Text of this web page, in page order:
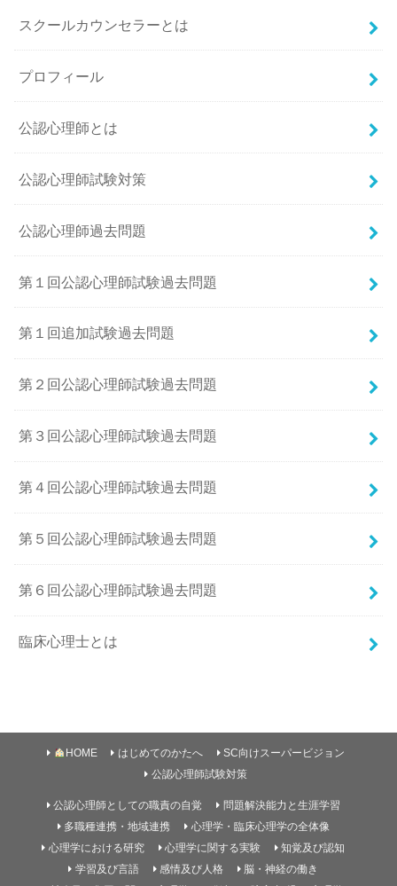
スクールカウンセラーとは
プロフィール
公認心理師とは
公認心理師試験対策
公認心理師過去問題
第１回公認心理師試験過去問題
第１回追加試験過去問題
第２回公認心理師試験過去問題
第３回公認心理師試験過去問題
第４回公認心理師試験過去問題
第５回公認心理師試験過去問題
第６回公認心理師試験過去問題
臨床心理士とは
HOME はじめてのかたへ
SC向けスーパービジョン
公認心理師試験対策
公認心理師としての職責の自覚
問題解決能力と生涯学習
多職種連携・地域連携
心理学・臨床心理学の全体像
心理学における研究
心理学に関する実験
知覚及び認知
学習及び言語
感情及び人格
脳・神経の働き